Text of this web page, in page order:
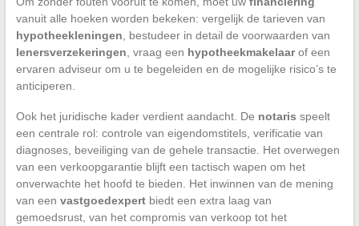
vanuit alle hoeken worden bekeken: vergelijk de tarieven van
hypotheekleningen , bestudeer in detail de voorwaarden van
lenersverzekeringen , vraag een hypotheekmakelaarof een
ervaren adviseur om u te begeleiden en de mogelijke risico’s te
anticiperen.
Ook het juridische kader verdient aandacht. De notaris speelt
een centrale rol: controle van eigendomstitels, verificatie van
diagnoses, beveiliging van de gehele transactie. Het overwegen
van een verkoopgarantie blijft een tactisch wapen om het
onverwachte het hoofd te bieden. Het inwinnen van de mening
van een vastgoedexpertbiedt een extra laag van
gemoedsrust, van het compromis van verkoop tot het